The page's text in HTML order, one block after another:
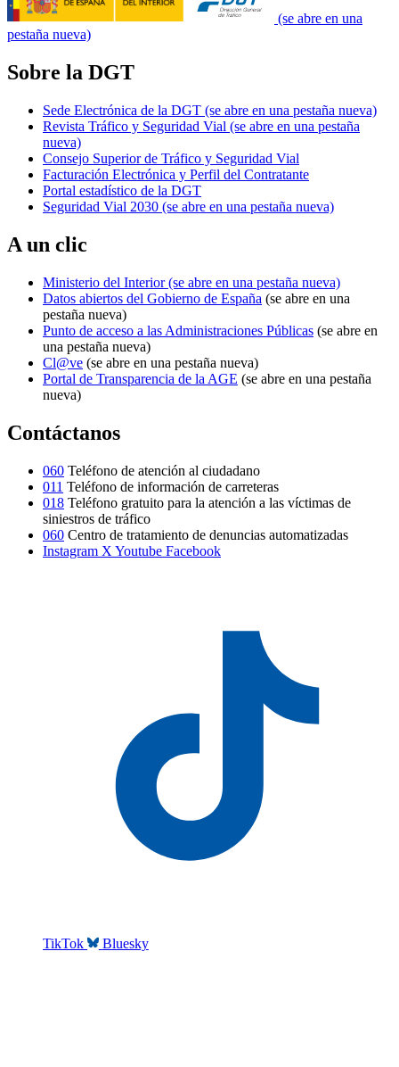
(se abre en una
pestaña nueva)
Sobre la DGT
Sede Electrónica de la DGT (se abre en una pestaña nueva)
Revista Tráfico y Seguridad Vial (se abre en una pestaña
nueva)
Consejo Superior de Tráfico y Seguridad Vial
Facturación Electrónica y Perfil del Contratante
Portal estadístico de la DGT
Seguridad Vial 2030 (se abre en una pestaña nueva)
A un clic
Ministerio del Interior(se abre en una pestaña nueva)
Datos abiertos del Gobierno de España (se abre en una
pestaña nueva)
Punto de acceso a las Administraciones Públicas (se abre en
una pestaña nueva)
Cl@ve (se abre en una pestaña nueva)
Portal de Transparencia de la AGE (se abre en una pestaña
nueva)
Contáctanos
060 Teléfono de atención al ciudadano
011 Teléfono de información de carreteras
018 Teléfono gratuito para la atención a las víctimas de
siniestros de tráfico
060 Centro de tratamiento de denuncias automatizadas
Instagram X Youtube Facebook
TikTok Bluesky